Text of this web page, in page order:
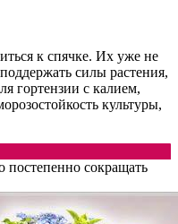
к спячке. Их уже не
силы растения,
гортензии с калием,
культуры,
постепенно сокращать